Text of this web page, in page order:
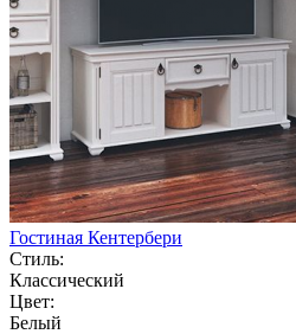
Гостиная Кентербери
Стиль:
Классический
Цвет:
Белый